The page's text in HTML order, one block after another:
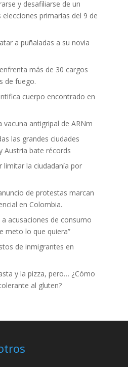
y desafiliarse de un
primarias del 9 de
a puñaladas a su novia
más de 30 cargos
de fuego.
cuerpo encontrado en
vacuna antigripal de ARNm
las grandes ciudades
Austria bate récords
limitar la ciudadanía por
de protestas marcan
en Colombia.
acusaciones de consumo
meto lo que quiera”
de inmigrantes en
y la pizza, pero… ¿Cómo
al gluten?